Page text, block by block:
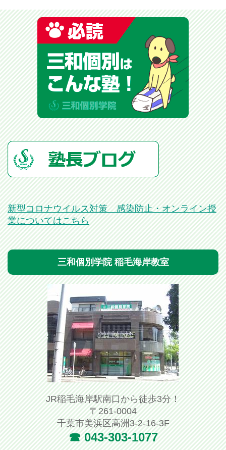
新型コロナウイルス対策 感染防止・オンライン授
業についてはこちら
三和個別学院 稲毛海岸教室
JR稲毛海岸駅南口から徒歩3分！
〒261-0004
千葉市美浜区高洲3-2-16-3F
☎ 043-303-1077